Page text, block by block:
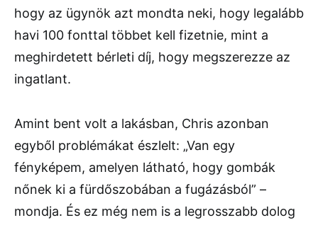
hogy az ügynök azt mondta neki, hogy legalább
havi 100 fonttal többet kell fizetnie, mint a
meghirdetett bérleti díj, hogy megszerezze az
ingatlant.
Amint bent volt a lakásban, Chris azonban
egyből problémákat észlelt: „Van egy
fényképem, amelyen látható, hogy gombák
nőnek ki a fürdőszobában a fugázásból” –
mondja. És ez még nem is a legrosszabb dolog